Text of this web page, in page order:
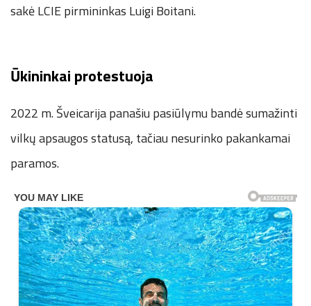
sakė LCIE pirmininkas Luigi Boitani.
Ūkininkai protestuoja
2022 m. Šveicarija panašiu pasiūlymu bandė sumažinti
vilkų apsaugos statusą, tačiau nesurinko pakankamai
paramos.